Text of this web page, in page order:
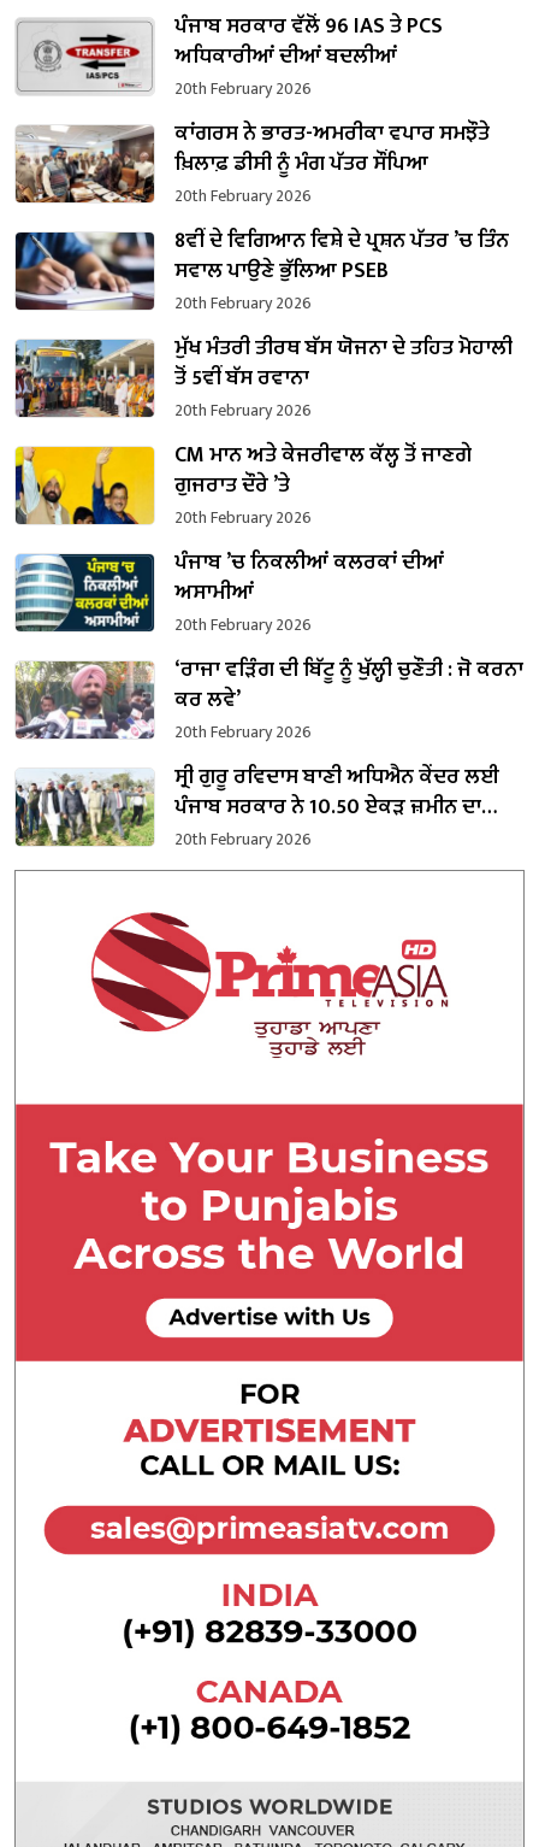
ਪੰਜਾਬ ਸਰਕਾਰ ਵੱਲੋਂ 96 IAS ਤੇ PCS
ਅਧਿਕਾਰੀਆਂ ਦੀਆਂ ਬਦਲੀਆਂ
20th February 2026
ਕਾਂਗਰਸ ਨੇ ਭਾਰਤ-ਅਮਰੀਕਾ ਵਪਾਰ ਸਮਝੌਤੇ
ਖ਼ਿਲਾਫ਼ ਡੀਸੀ ਨੂੰ ਮੰਗ ਪੱਤਰ ਸੌਂਪਿਆ
20th February 2026
8ਵੀਂ ਦੇ ਵਿਗਿਆਨ ਵਿਸ਼ੇ ਦੇ ਪ੍ਰਸ਼ਨ ਪੱਤਰ ’ਚ ਤਿੰਨ
ਸਵਾਲ ਪਾਉਣੇ ਭੁੱਲਿਆ PSEB
20th February 2026
ਮੁੱਖ ਮੰਤਰੀ ਤੀਰਥ ਬੱਸ ਯੋਜਨਾ ਦੇ ਤਹਿਤ ਮੋਹਾਲੀ
ਤੋਂ 5ਵੀਂ ਬੱਸ ਰਵਾਨਾ
20th February 2026
CM ਮਾਨ ਅਤੇ ਕੇਜਰੀਵਾਲ ਕੱਲ੍ਹ ਤੋਂ ਜਾਣਗੇ
ਗੁਜਰਾਤ ਦੌਰੇ ’ਤੇ
20th February 2026
ਪੰਜਾਬ ’ਚ ਨਿਕਲੀਆਂ ਕਲਰਕਾਂ ਦੀਆਂ
ਅਸਾਮੀਆਂ
20th February 2026
‘ਰਾਜਾ ਵੜਿੰਗ ਦੀ ਬਿੱਟੂ ਨੂੰ ਖੁੱਲ੍ਹੀ ਚੁਣੌਤੀ : ਜੋ ਕਰਨਾ
ਕਰ ਲਵੇ’
20th February 2026
ਸ੍ਰੀ ਗੁਰੂ ਰਵਿਦਾਸ ਬਾਣੀ ਅਧਿਐਨ ਕੇਂਦਰ ਲਈ
ਪੰਜਾਬ ਸਰਕਾਰ ਨੇ 10.50 ਏਕੜ ਜ਼ਮੀਨ ਦਾ
ਕਬਜ਼ਾ ਲਿਆ
20th February 2026